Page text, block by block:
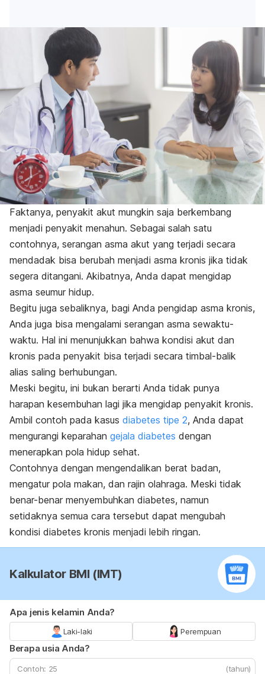
Faktanya, penyakit akut mungkin saja berkembang
menjadi penyakit menahun. Sebagai salah satu
contohnya, serangan asma akut yang terjadi secara
mendadak bisa berubah menjadi asma kronis jika tidak
segera ditangani. Akibatnya, Anda dapat mengidap
asma seumur hidup.
Begitu juga sebaliknya, bagi Anda pengidap asma kronis,
Anda juga bisa mengalami serangan asma sewaktu-
waktu. Hal ini menunjukkan bahwa kondisi akut dan
kronis pada penyakit bisa terjadi secara timbal-balik
alias saling berhubungan.
Meski begitu, ini bukan berarti Anda tidak punya
harapan kesembuhan lagi jika mengidap penyakit kronis.
Ambil contoh pada kasus diabetes tipe 2, Anda dapat
mengurangi keparahan gejala diabetes dengan
menerapkan pola hidup sehat.
Contohnya dengan mengendalikan berat badan,
mengatur pola makan, dan rajin olahraga. Meski tidak
benar-benar menyembuhkan diabetes, namun
setidaknya semua cara tersebut dapat mengubah
kondisi diabetes kronis menjadi lebih ringan.
Kalkulator BMI (IMT)
Apa jenis kelamin Anda?
Laki-laki Perempuan
Berapa usia Anda?
(tahun)